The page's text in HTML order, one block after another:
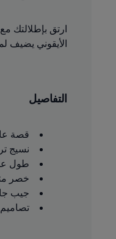
الأيقوني يضيف
التفاصيل
قصة
نسيج
طول
خصر
جيب
تصاميم PUMA للشباب: يوصى بها للأطفال الأكبر سنًا من عمر 8 إلى 16 سنة